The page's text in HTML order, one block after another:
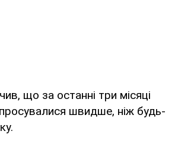
що за останні три місяці
просувалися швидше, ніж будь-